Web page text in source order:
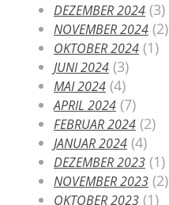
DEZEMBER 2024 (3)
NOVEMBER 2024 (2)
OKTOBER 2024 (1)
JUNI 2024 (3)
MAI 2024 (4)
APRIL 2024 (7)
FEBRUAR 2024 (2)
JANUAR 2024 (4)
DEZEMBER 2023 (1)
NOVEMBER 2023 (2)
OKTOBER 2023 (1)